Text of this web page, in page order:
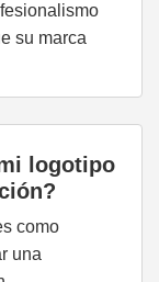
su marca
logotipo
como
una